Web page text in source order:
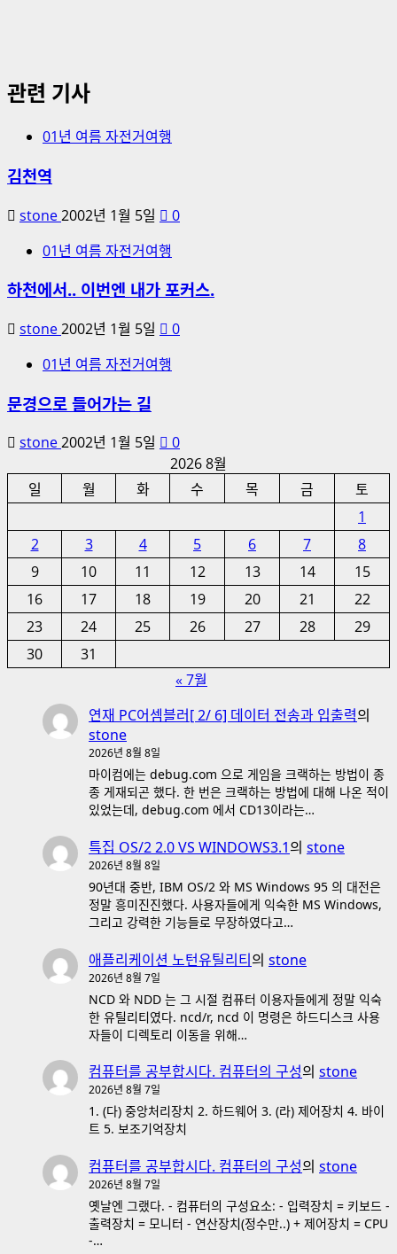
관련 기사
01년 여름 자전거여행
김천역
stone2002년 1월 5일
0
01년 여름 자전거여행
하천에서.. 이번엔 내가 포커스.
stone2002년 1월 5일
0
01년 여름 자전거여행
문경으로 들어가는 길
stone2002년 1월 5일
0
2026 8월
일
월 화 수 목 금
토
1
2
3 4 5 6 7
8
9
10 11 12 13 14
15
16
17 18 19 20 21
22
23
24 25 26 27 28
29
30
31
« 7월
연재 PC어셈블러[ 2/ 6] 데이터 전송과 입출력의
stone
2026년 8월 8일
마이컴에는 debug.com 으로 게임을 크랙하는 방법이 종
종 게재되곤 했다. 한 번은 크랙하는 방법에 대해 나온 적이
있었는데, debug.com 에서 CD13이라는…
특집 OS/2 2.0 VS WINDOWS3.1의 stone
2026년 8월 8일
90년대 중반, IBM OS/2 와 MS Windows 95 의 대전은
정말 흥미진진했다. 사용자들에게 익숙한 MS Windows,
그리고 강력한 기능들로 무장하였다고…
애플리케이션 노턴유틸리티의 stone
2026년 8월 7일
NCD 와 NDD 는 그 시절 컴퓨터 이용자들에게 정말 익숙
한 유틸리티였다. ncd/r, ncd 이 명령은 하드디스크 사용
자들이 디렉토리 이동을 위해…
컴퓨터를 공부합시다. 컴퓨터의 구성의 stone
2026년 8월 7일
1. (다) 중앙처리장치 2. 하드웨어 3. (라) 제어장치 4. 바이
트 5. 보조기억장치
컴퓨터를 공부합시다. 컴퓨터의 구성의 stone
2026년 8월 7일
옛날엔 그랬다. - 컴퓨터의 구성요소: - 입력장치 = 키보드 -
출력장치 = 모니터 - 연산장치(정수만..) + 제어장치 = CPU
-…